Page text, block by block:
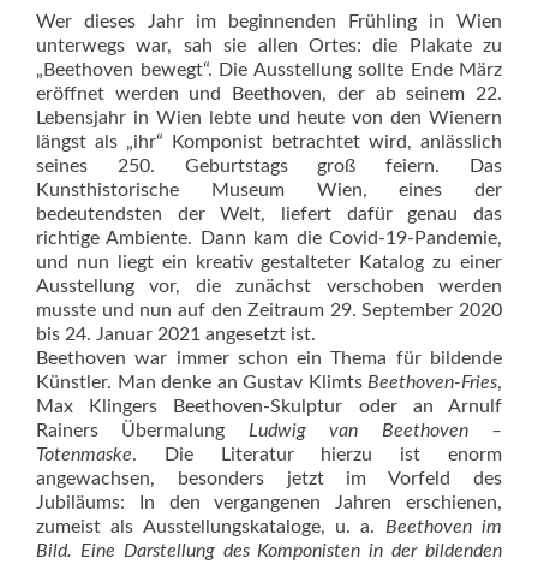
Wer dieses Jahr im beginnenden Frühling in Wien
unterwegs war, sah sie allen Ortes: die Plakate zu
„Beethoven bewegt“. Die Ausstellung sollte Ende März
eröffnet werden und Beethoven, der ab seinem 22.
Lebensjahr in Wien lebte und heute von den Wienern
längst als „ihr“ Komponist betrachtet wird, anlässlich
seines 250. Geburtstags groß feiern. Das
Kunsthistorische Museum Wien, eines der
bedeutendsten der Welt, liefert dafür genau das
richtige Ambiente. Dann kam die Covid-19-Pandemie,
und nun liegt ein kreativ gestalteter Katalog zu einer
Ausstellung vor, die zunächst verschoben werden
musste und nun auf den Zeitraum 29. September 2020
bis 24. Januar 2021 angesetzt ist.
Beethoven war immer schon ein Thema für bildende
Künstler. Man denke an Gustav Klimts Beethoven-Fries,
Max Klingers Beethoven-Skulptur oder an Arnulf
Rainers Übermalung Ludwig van Beethoven –
Totenmaske. Die Literatur hierzu ist enorm
angewachsen, besonders jetzt im Vorfeld des
Jubiläums: In den vergangenen Jahren erschienen,
zumeist als Ausstellungskataloge, u. a. Beethoven im
Bild. Eine Darstellung des Komponisten in der bildenden